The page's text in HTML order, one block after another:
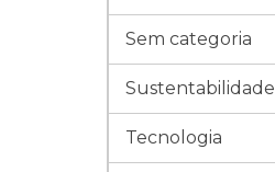
Sem categoria
Sustentabilidade
Tecnologia